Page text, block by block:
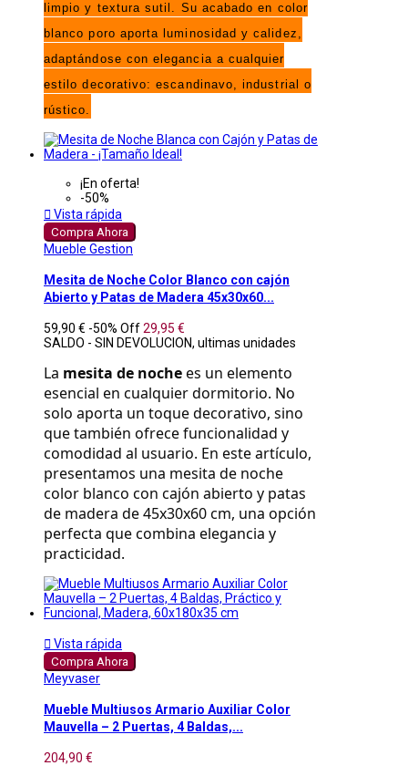
limpio y textura sutil. Su acabado en color
blanco poro aporta luminosidad y calidez,
adaptándose con elegancia a cualquier
estilo decorativo: escandinavo, industrial o
rústico.
¡En oferta!
-50%
 Vista rápida
Compra Ahora
Mueble Gestion
Mesita de Noche Color Blanco con cajón
Abierto y Patas de Madera 45x30x60...
59,90 € -50% Off29,95 €
SALDO - SIN DEVOLUCION, ultimas unidades
La mesita de noche es un elemento
esencial en cualquier dormitorio. No
solo aporta un toque decorativo, sino
que también ofrece funcionalidad y
comodidad al usuario. En este artículo,
presentamos una mesita de noche
color blanco con cajón abierto y patas
de madera de 45x30x60 cm, una opción
perfecta que combina elegancia y
practicidad.
 Vista rápida
Compra Ahora
Meyvaser
Mueble Multiusos Armario Auxiliar Color
Mauvella – 2 Puertas, 4 Baldas,...
204,90 €